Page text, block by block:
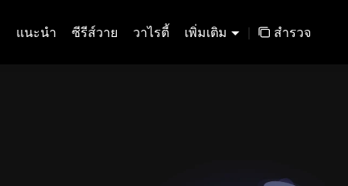
แนะนำ ซีรีส์วาย วาไรตี้ เพิ่มเติม | สำรวจ